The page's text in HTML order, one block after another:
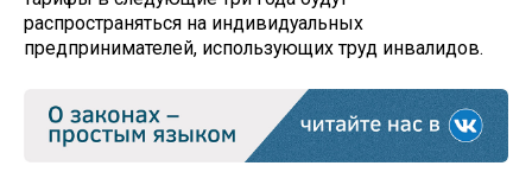
распространяться на индивидуальных
предпринимателей, использующих труд инвалидов.